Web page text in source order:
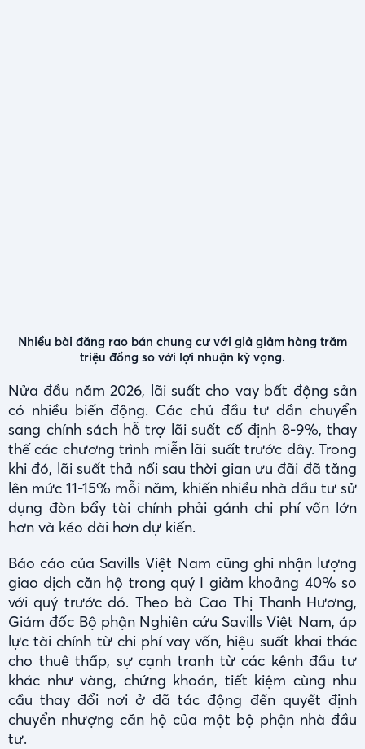
Nhiều bài đăng rao bán chung cư với giả giảm hàng trăm
triệu đồng so với lợi nhuận kỳ vọng.
Nửa đầu năm 2026, lãi suất cho vay bất động sản
có nhiều biến động. Các chủ đầu tư dần chuyển
sang chính sách hỗ trợ lãi suất cố định 8-9%, thay
thế các chương trình miễn lãi suất trước đây. Trong
khi đó, lãi suất thả nổi sau thời gian ưu đãi đã tăng
lên mức 11-15% mỗi năm, khiến nhiều nhà đầu tư sử
dụng đòn bẩy tài chính phải gánh chi phí vốn lớn
hơn và kéo dài hơn dự kiến.
Báo cáo của Savills Việt Nam cũng ghi nhận lượng
giao dịch căn hộ trong quý I giảm khoảng 40% so
với quý trước đó. Theo bà Cao Thị Thanh Hương,
Giám đốc Bộ phận Nghiên cứu Savills Việt Nam, áp
lực tài chính từ chi phí vay vốn, hiệu suất khai thác
cho thuê thấp, sự cạnh tranh từ các kênh đầu tư
khác như vàng, chứng khoán, tiết kiệm cùng nhu
cầu thay đổi nơi ở đã tác động đến quyết định
chuyển nhượng căn hộ của một bộ phận nhà đầu
tư.